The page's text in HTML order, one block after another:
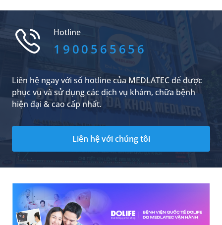
đã bị “phải vía”. Vậy thực tế có hiện tượng này
trẻ sơ sinh khi ra ngoài như thế nào để bé luôn
khỏe mạnh?
Hotline
1900565656
Liên hệ ngay với số hotline của MEDLATEC để được
phục vụ và sử dụng các dịch vụ khám, chữa bệnh
hiện đại & cao cấp nhất.
Liên hệ với chúng tôi